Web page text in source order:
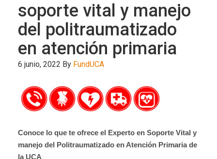
soporte vital y manejo
del politraumatizado
en atención primaria
6 junio, 2022 By FundUCA
Conoce lo que te ofrece el Experto en Soporte Vital y
manejo del Politraumatizado en Atención Primaria de
la UCA